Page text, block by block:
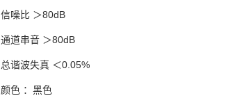
信噪比 ＞80dB
通道串音 ＞80dB
总谐波失真 ＜0.05%
颜色 ：黑色